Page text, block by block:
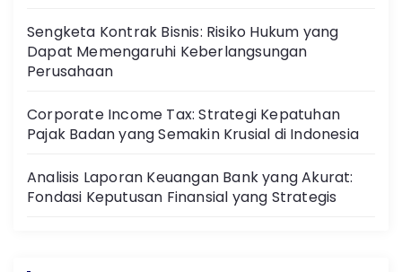
Sengketa Kontrak Bisnis: Risiko Hukum yang
Dapat Memengaruhi Keberlangsungan
Perusahaan
Corporate Income Tax: Strategi Kepatuhan
Pajak Badan yang Semakin Krusial di Indonesia
Analisis Laporan Keuangan Bank yang Akurat:
Fondasi Keputusan Finansial yang Strategis